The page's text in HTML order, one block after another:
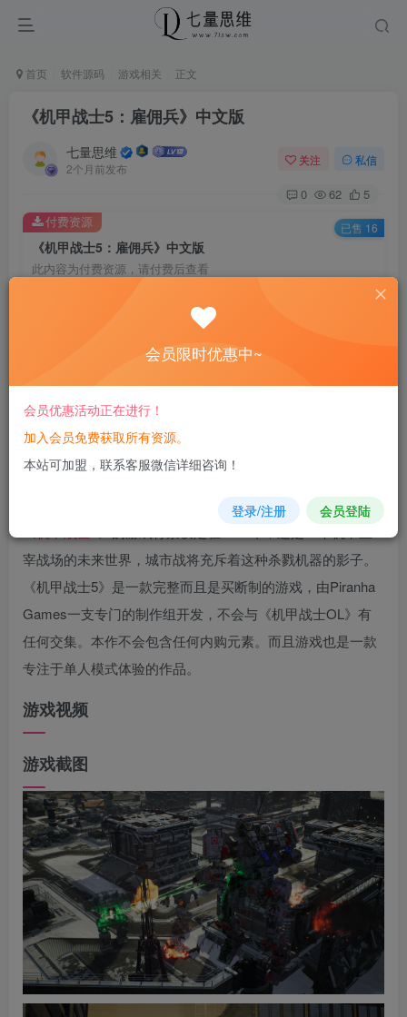
首页 软件源码 游戏相关 正文
《机甲战士5：雇佣兵》中文版
七量思维
2个月前发布
关注 私信
0 62 5
《机甲战士5：雇佣兵》中文版
此内容为付费资源，请付费后查看
6.6
您当前未登录！建议登陆后购买，可保存购买订单
付费资源 已售 16
宰战场的未来世界，城市战将充斥着这种杀戮机器的影子。
《机甲战士5》是一款完整而且是买断制的游戏，由Piranha
Games一支专门的制作组开发，不会与《机甲战士OL》有
任何交集。本作不会包含任何内购元素。而且游戏也是一款
专注于单人模式体验的作品。
游戏视频
游戏截图
会员限时优惠中~
会员优惠活动正在进行！
加入会员免费获取所有资源。
本站可加盟，联系客服微信详细咨询！
登录/注册 会员登陆